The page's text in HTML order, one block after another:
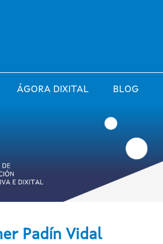
ÁGORA DIXITAL BLOG
Padín Vidal